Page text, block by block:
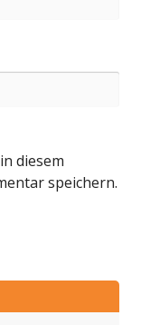
diesem
speichern.